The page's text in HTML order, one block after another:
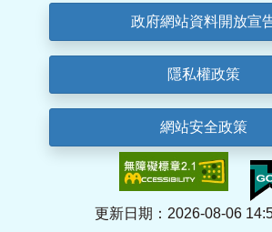
政府網站資料開放宣
隱私權政策
網站安全政策
更新日期：2026-08-06